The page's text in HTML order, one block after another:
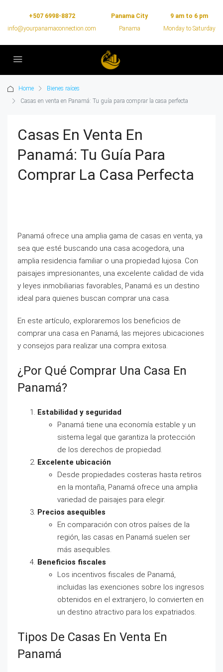
+507 6998-8872
info@yourpanamaconnection.com
Panama City
Panama
9 am to 6 pm
Monday to Saturday
Home
Bienes raíces
Casas en venta en Panamá: Tu guía para comprar la casa perfecta
Casas En Venta En
Panamá: Tu Guía Para
Comprar La Casa Perfecta
Panamá ofrece una amplia gama de casas en venta, ya
sea que esté buscando una casa acogedora, una
amplia residencia familiar o una propiedad lujosa. Con
paisajes impresionantes, una excelente calidad de vida
y leyes inmobiliarias favorables, Panamá es un destino
ideal para quienes buscan comprar una casa.
En este artículo, exploraremos los beneficios de
comprar una casa en Panamá, las mejores ubicaciones
y consejos para realizar una compra exitosa.
¿Por Qué Comprar Una Casa En
Panamá?
Estabilidad y seguridad
Panamá tiene una economía estable y un
sistema legal que garantiza la protección
de los derechos de propiedad.
Excelente ubicación
Desde propiedades costeras hasta retiros
en la montaña, Panamá ofrece una amplia
variedad de paisajes para elegir.
Precios asequibles
En comparación con otros países de la
región, las casas en Panamá suelen ser
más asequibles.
Beneficios fiscales
Los incentivos fiscales de Panamá,
incluidas las exenciones sobre los ingresos
obtenidos en el extranjero, lo convierten en
un destino atractivo para los expatriados.
Tipos De Casas En Venta En
Panamá